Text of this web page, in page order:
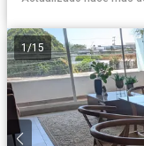
1/15